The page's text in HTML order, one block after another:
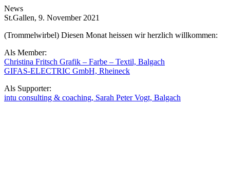
News
St.Gallen, 9. November 2021
(Trommelwirbel) Diesen Monat heissen wir herzlich willkommen:
Als Member:
Christina Fritsch Grafik – Farbe – Textil, Balgach
GIFAS-ELECTRIC GmbH, Rheineck
Als Supporter:
intu consulting & coaching, Sarah Peter Vogt, Balgach